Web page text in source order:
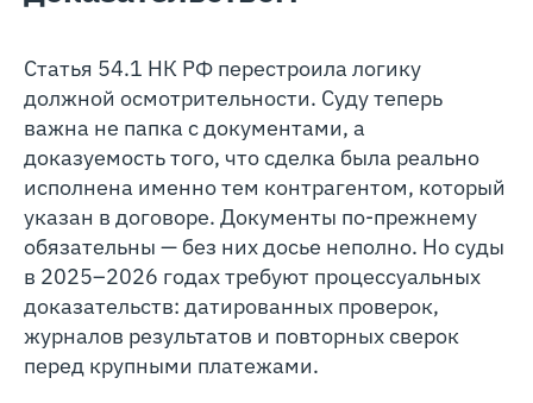
Статья 54.1 НК РФ перестроила логику
должной осмотрительности. Суду теперь
важна не папка с документами, а
доказуемость того, что сделка была реально
исполнена именно тем контрагентом, который
указан в договоре. Документы по-прежнему
обязательны — без них досье неполно. Но суды
в 2025–2026 годах требуют процессуальных
доказательств: датированных проверок,
журналов результатов и повторных сверок
перед крупными платежами.